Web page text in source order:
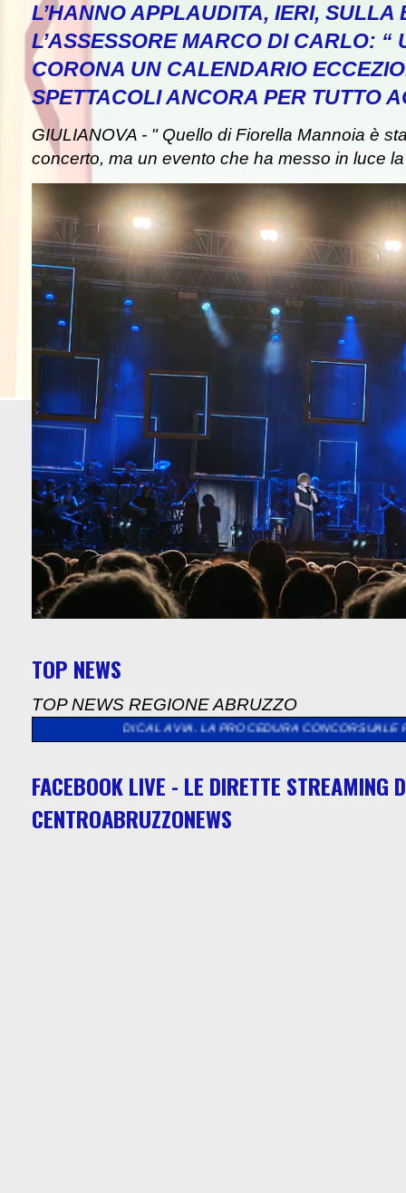
L’HANNO APPLAUDITA, IERI, SULLA
L’ASSESSORE MARCO DI CARLO: “
CORONA UN CALENDARIO
SPETTACOLI ANCORA PER TUTTO
GIULIANOVA - " Quello di Fiorella Mannoia è
concerto, ma un evento che ha messo in luce
TOP NEWS
TOP NEWS REGIONE ABRUZZO
LA VIA. LA PROCEDURA CONCORSUALE PER SALVARSI E
FACEBOOK LIVE - LE DIRETTE STREAMING
CENTROABRUZZONEWS